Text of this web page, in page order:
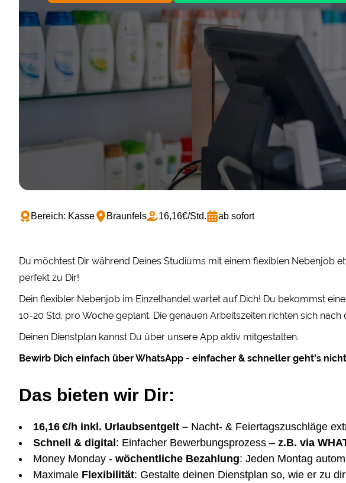
Braunfels
Bereich: Kasse 16,16€/Std. ab sofort
Du möchtest Dir während Deines Studiums mit einem flexiblen Nebenjob
perfekt zu Dir!
Dein flexibler Nebenjob im Einzelhandel wartet auf Dich! Du bekommst
10-20 Std. pro Woche geplant. Die genauen Arbeitszeiten richten sich nach
Deinen Dienstplan kannst Du über unsere App aktiv mitgestalten.
Bewirb Dich einfach über WhatsApp - einfacher & schneller geht's
Das bieten wir Dir:
16,16 €/h inkl. Urlaubsentgelt – Nacht- & Feiertagszuschläge
Schnell & digital : Einfacher Bewerbungsprozess – z.B. via
Money Monday - wöchentliche Bezahlung: Jeden Montag
Maximale Flexibilität: Gestalte deinen Dienstplan so, wie er zu